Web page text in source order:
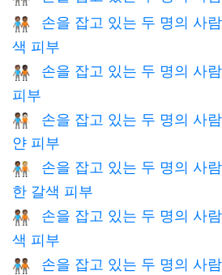
🧑🏽‍🤝‍🧑🏾
손을 잡고 있는 두 명의 사
색 피부
🧑🏽‍🤝‍🧑🏿
손을 잡고 있는 두 명의 사
피부
🧑🏾‍🤝‍🧑🏻
손을 잡고 있는 두 명의 사
얀 피부
🧑🏾‍🤝‍🧑🏼
손을 잡고 있는 두 명의 사
한 갈색 피부
🧑🏾‍🤝‍🧑🏽
손을 잡고 있는 두 명의 사
색 피부
🧑🏾‍🤝‍🧑🏾 손을 잡고 있는 두 명의 사